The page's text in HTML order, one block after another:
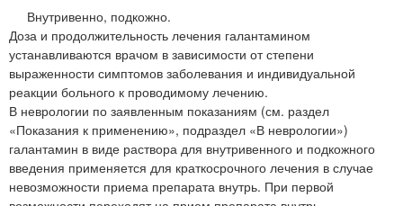
Внутривенно, подкожно.
Доза и продолжительность лечения галантамином
устанавливаются врачом в зависимости от степени
выраженности симптомов заболевания и индивидуальной
реакции больного к проводимому лечению.
В неврологии по заявленным показаниям (см. раздел
«Показания к применению», подраздел «В неврологии»)
галантамин в виде раствора для внутривенного и подкожного
введения применяется для краткосрочного лечения в случае
невозможности приема препарата внутрь. При первой